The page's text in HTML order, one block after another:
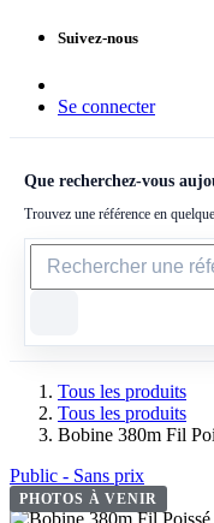
Suivez-nous
Se connecter
Que recherchez-vous
Trouvez une référence en
Tous les produits
Tous les produits
Bobine 380m Fil
Public - Sans prix
PHOTOS À VENIR